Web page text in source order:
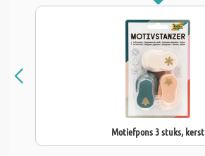
Motiefpons 3 stuks, kerst